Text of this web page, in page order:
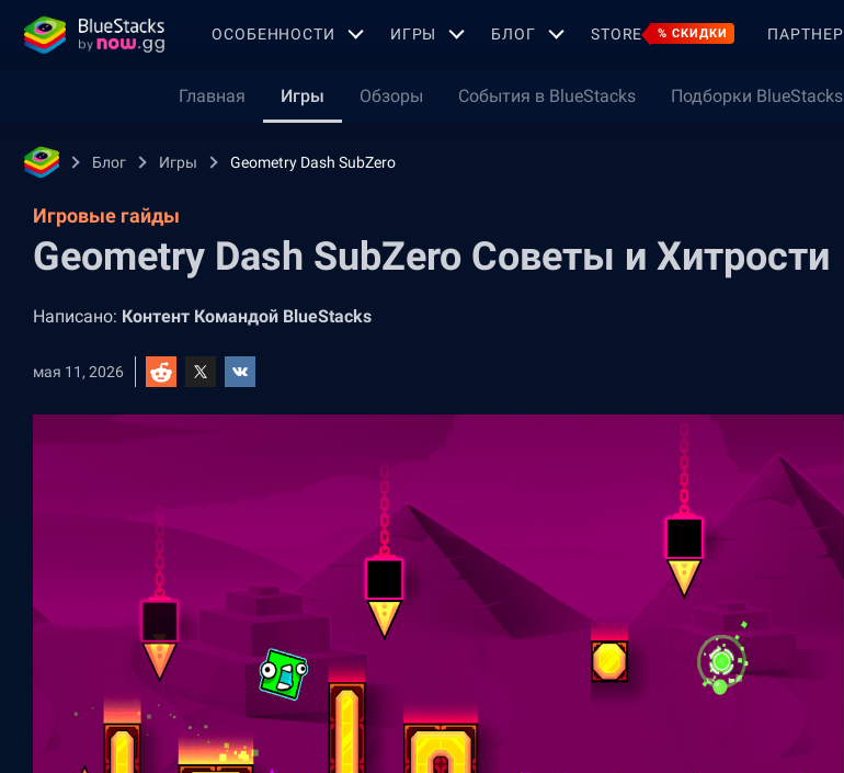
OСОБЕННОСТИ ИГРЫ БЛОГ STORE % СКИДКИ ПАРТНЕР
Главная Игры Обзоры События в BlueStacks Подборки BlueStacks
Блог Игры Geometry Dash SubZero
Игровые гайды
Geometry Dash SubZero Советы и Хитрости
Написано: Контент Командой BlueStacks
мая 11, 2026